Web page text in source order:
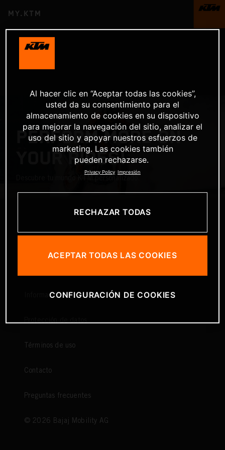
MY.KTM
PERFORM MORE ON
YOUR RIDES!
Información legal
Protección de datos
Términos de uso
Contacto
Preguntas frecuentes
© 2026 Bajaj Mobility AG
Al hacer clic en “Aceptar todas las cookies”,
usted da su consentimiento para el
almacenamiento de cookies en su dispositivo
para mejorar la navegación del sitio, analizar el
uso del sitio y apoyar nuestros esfuerzos de
marketing. Las cookies también
pueden rechazarse.
Privacy Policy Impresión
RECHAZAR TODAS
ACEPTAR TODAS LAS COOKIES
CONFIGURACIÓN DE COOKIES